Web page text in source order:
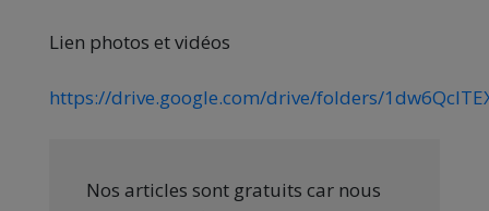
Lien photos et vidéos
https://drive.google.com/drive/folders/
Nos articles sont gratuits car nous